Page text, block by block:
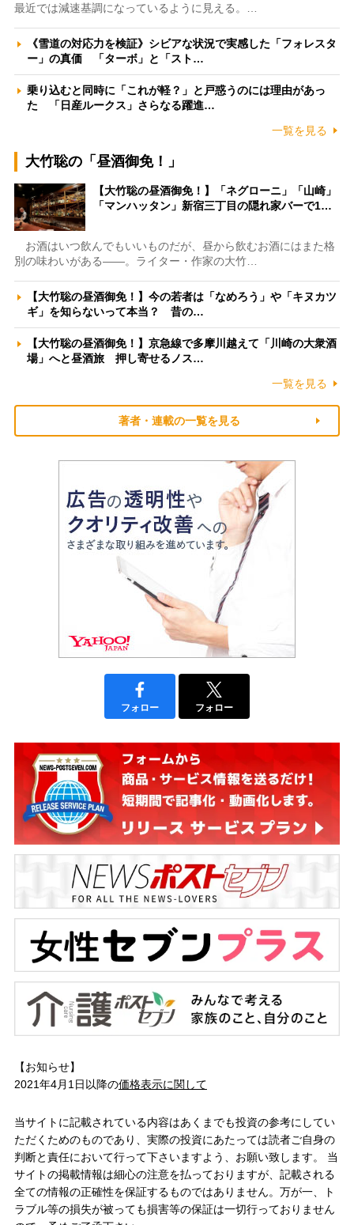
最近では減速基調になっているように見える。…
《雪道の対応力を検証》シビアな状況で実感した「フォレスタ
ー」の真価 「ターボ」と「スト…
乗り込むと同時に「これが軽？」と戸惑うのには理由があっ
た 「日産ルークス」さらなる躍進…
一覧を見る
大竹聡の「昼酒御免！」
【大竹聡の昼酒御免！】「ネグローニ」「山崎」
「マンハッタン」新宿三丁目の隠れ家バーで1…
お酒はいつ飲んでもいいものだが、昼から飲むお酒にはまた格
別の味わいがある――。ライター・作家の大竹…
【大竹聡の昼酒御免！】今の若者は「なめろう」や「キヌカツ
ギ」を知らないって本当？ 昔の…
【大竹聡の昼酒御免！】京急線で多摩川越えて「川崎の大衆酒
場」へと昼酒旅 押し寄せるノス…
一覧を見る
著者・連載の一覧を見る
フォロー フォロー
【お知らせ】
2021年4月1日以降の価格表示に関して
当サイトに記載されている内容はあくまでも投資の参考にしてい
ただくためのものであり、実際の投資にあたっては読者ご自身の
判断と責任において行って下さいますよう、お願い致します。 当
サイトの掲載情報は細心の注意を払っておりますが、記載される
全ての情報の正確性を保証するものではありません。万が一、ト
ラブル等の損失が被っても損害等の保証は一切行っておりません